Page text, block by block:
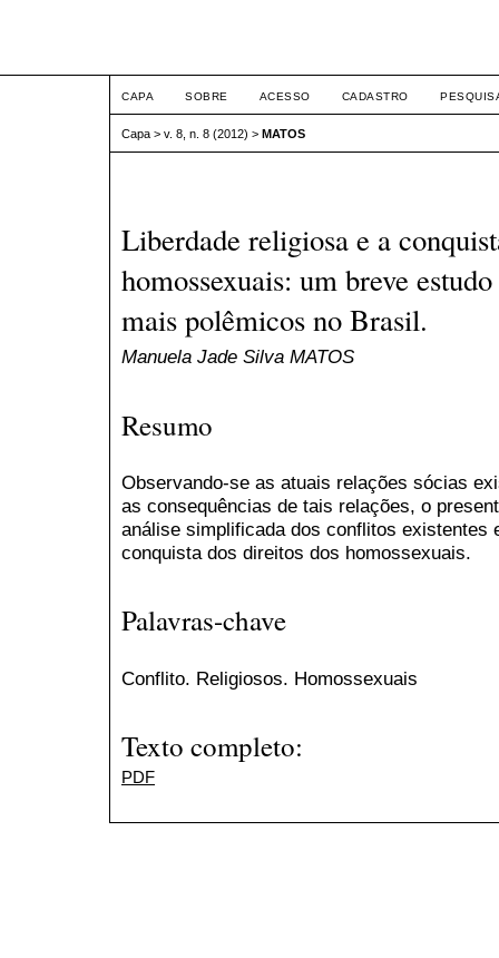
CAPA SOBRE ACESSO CADASTRO
Capa > v. 8, n. 8 (2012) > MATOS
Liberdade religiosa e a
homossexuais: um breve
mais polêmicos no Brasil.
Manuela Jade Silva MATOS
Resumo
Observando-se as atuais relações sócias
as consequências de tais relações, o
análise simplificada dos conflitos existentes
conquista dos direitos dos homossexuais.
Palavras-chave
Conflito. Religiosos. Homossexuais
Texto completo:
PDF